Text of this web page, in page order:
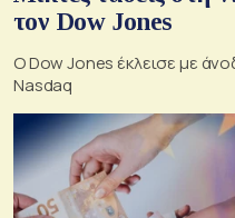
τον Dow Jones
Ο Dow Jones έκλεισε με
Nasdaq